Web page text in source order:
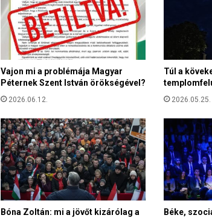
a
z
i
s
t
e
n
é
p
m
á
s
:
h
o
Vajon mi a problémája Magyar
Péternek Szent István örökségével?
2026.06.12.
Túl a
2026.05.25.
Bóna Zoltán: mi a jövőt kizárólag a Béke,